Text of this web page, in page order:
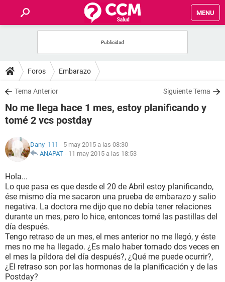
MENU
FOROS
SALUD
FAMILIA
NUTRICIÓN
SEXUALIDAD
GLOSARIO
Foros Embarazo
Tema Anterior Siguiente Tema
No me llega hace 1 mes, estoy planificando y
tomé 2 vcs postday
Dany_111 - 5 may 2015 a las 08:30
ANAPAT - 11 may 2015 a las 18:53
Hola...
Lo que pasa es que desde el 20 de Abril estoy planificando,
ése mismo día me sacaron una prueba de embarazo y salio
negativa. La doctora me dijo que no debía tener relaciones
durante un mes, pero lo hice, entonces tomé las pastillas del
día después.
Tengo retraso de un mes, el mes anterior no me llegó, y éste
mes no me ha llegado. ¿Es malo haber tomado dos veces en
el mes la píldora del día después?, ¿Qué me puede ocurrir?,
¿El retraso son por las hormonas de la planificación y de las
Postday?